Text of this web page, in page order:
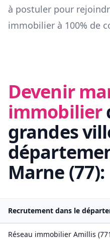
à postuler pour
immobilier à 100% de
Devenir
immobilier
grandes
Marne (77):
Recrutement dans le
Réseau immobilier Amillis (